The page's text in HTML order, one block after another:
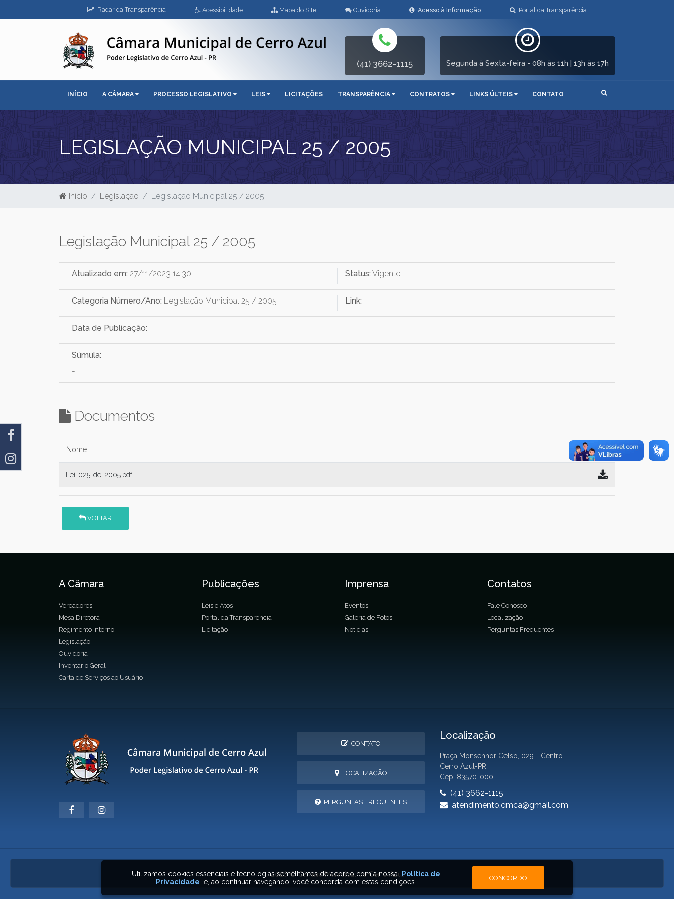
Radar da Transparência Acessibilidade Mapa do Site Ouvidoria Acesso à Informação Portal da Transparência
(41) 3662-1115 Segunda à Sexta-feira - 08h às 11h | 13h às 17h
INÍCIO A CÂMARA PROCESSO LEGISLATIVO LEIS LICITAÇÕES TRANSPARÊNCIA CONTRATOS LINKS ÚLTEIS CONTATO
LEGISLAÇÃO MUNICIPAL 25 / 2005
Início Legislação Legislação Municipal 25 / 2005
Legislação Municipal 25 / 2005
Atualizado em: 27/11/2023 14:30 Status: Vigente
Categoria Número/Ano: Legislação Municipal 25 / 2005 Link:
Data de Publicação:
Súmula:
-
Documentos
Nome
Lei-025-de-2005.pdf
VOLTAR
A Câmara
Vereadores
Mesa Diretora
Regimento Interno
Legislação
Ouvidoria
Inventário Geral
Carta de Serviços ao Usuário
Publicações
Leis e Atos
Portal da Transparência
Licitação
Imprensa
Eventos
Galeria de Fotos
Notícias
Contatos
Fale Conosco
Localização
Perguntas Frequentes
CONTATO
LOCALIZAÇÃO
PERGUNTAS FREQUENTES
Localização
Praça Monsenhor Celso, 029 - Centro
Cerro Azul-PR
Cep: 83570-000
(41) 3662-1115
atendimento.cmca@gmail.com
2026 © Câmara Municipal de Cerro Azul
Utilizamos cookies essenciais e tecnologias semelhantes de acordo com a nossa Política de
Privacidade e, ao continuar navegando, você concorda com estas condições. CONCORDO